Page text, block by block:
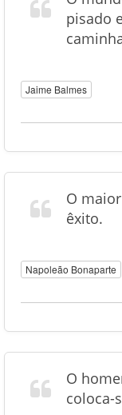
pisado
Jaime Balmes
O
êxito.
Napoleão Bonaparte
O
coloca-